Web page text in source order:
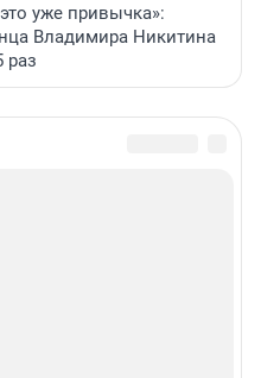
уже привычка»:
Владимира Никитина
раз